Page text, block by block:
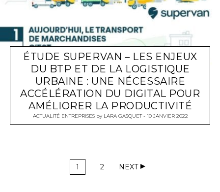
ÉTUDE SUPERVAN – LES ENJEUX
DU BTP ET DE LA LOGISTIQUE
URBAINE : UNE NÉCESSAIRE
ACCÉLÉRATION DU DIGITAL POUR
AMÉLIORER LA PRODUCTIVITÉ
ACTUALITÉ ENTREPRISESby LARA GASQUET 10 JANVIER 2022
1 2 NEXT